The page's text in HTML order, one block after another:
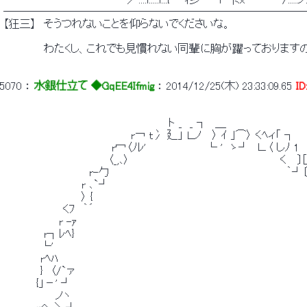
【狂三】　そうつれないことを仰らないでくださいな。
わたくし、これでも見慣れない同輩に胸が躍っております
5070 ： 水銀仕立て ◆GqEE4Ifmig ： 2014/12/25(木) 23:33:09.65
ト _　_ ┐　＿
r￢ ｔ冫 廴」 Ｌノ　 〉 ｲ ｣⌒〉 くﾍィ「 ┐
r冖〈ﾉﾚ'　　　　　　　　└ '　ゝ┘　∟〈 しﾉ 1　　　　
〈_,､〉　　　　　　　　　　　　　　　　　　　　く　 〕[」_　
r-勹　　　　　　　　　　　　　　　　　　　　　　　 ｀┘〔　
r ､`┘　　　　　　　　　　　　　　　　　　　　　　　　　　
〉 {　　　　　　　　　　　　　　　　　　　　　　　　　 　 　 ?h_〕
くﾌ　｀´　　　　　　　　　　　　　　　　　　　　　　　　　　　　
r -ｧ　　　　　　　　　　　　　　　　　　　　　　　　　　　　
r┐ﾚﾍ}　　　　　　　　　　　　　　　　　　　　　　　 　 　 　 　 　
└'　　　　　　　　　　　　　　　　　　　　　　　　　　　　　　　
rﾍﾊ　　　　　　　　　　　　　　　　　　　　　　　　　　　　　　　　　
}　〈/`ァ　　　　　　　　　　　　　　　　　　　　　　　　　　　　　
{」－' ┘　　　　　　　　　　　　　　　　　　　　　　　　　　　　　　
ノヽ　　　　　　　　　　　　　　　　　　　　　　　　　　　　 　 　